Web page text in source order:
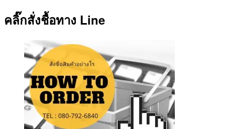
คลิ๊กสั่งชื้อทาง Line